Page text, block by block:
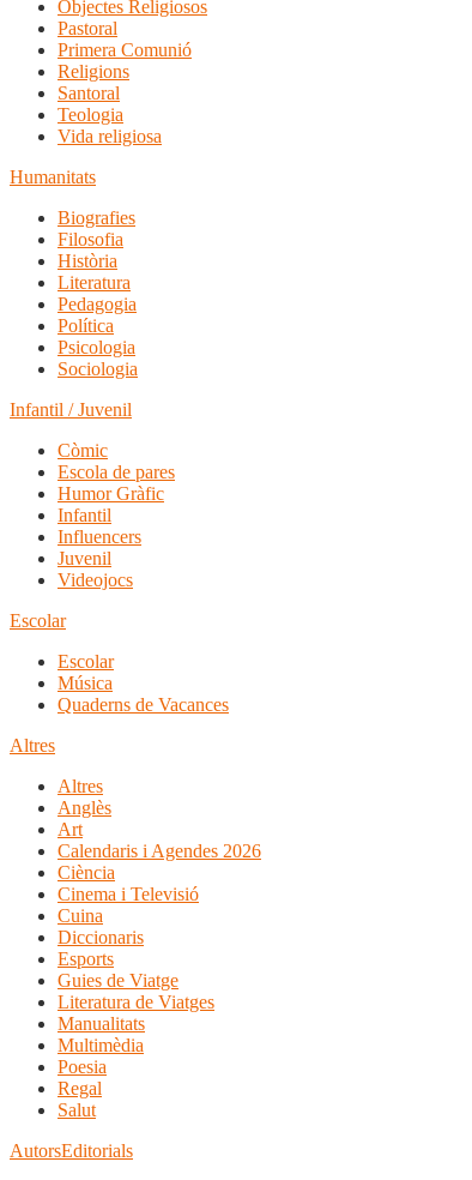
Objectes Religiosos
Pastoral
Primera Comunió
Religions
Santoral
Teologia
Vida religiosa
Humanitats
Biografies
Filosofia
Història
Literatura
Pedagogia
Política
Psicologia
Sociologia
Infantil / Juvenil
Còmic
Escola de pares
Humor Gràfic
Infantil
Influencers
Juvenil
Videojocs
Escolar
Escolar
Música
Quaderns de Vacances
Altres
Altres
Anglès
Art
Calendaris i Agendes 2026
Ciència
Cinema i Televisió
Cuina
Diccionaris
Esports
Guies de Viatge
Literatura de Viatges
Manualitats
Multimèdia
Poesia
Regal
Salut
AutorsEditorials